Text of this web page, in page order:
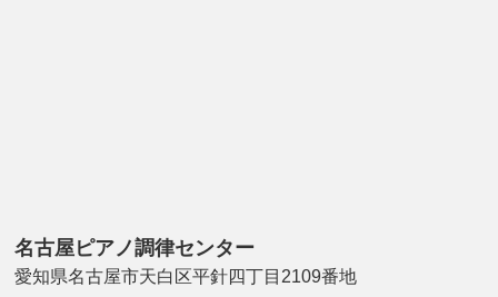
名古屋ピアノ調律センター
愛知県名古屋市天白区平針四丁目2109番地